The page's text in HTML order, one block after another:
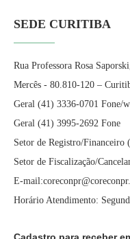
SEDE CURITIBA
Rua Professora Rosa
Mercês - 80.810-120 –
Geral (41) 3336-0701 Fone/
Geral (41) 3995-2692 Fone
Setor de Registro/Financeiro
Setor de Fiscalização/
E-
Horário Atendimento: